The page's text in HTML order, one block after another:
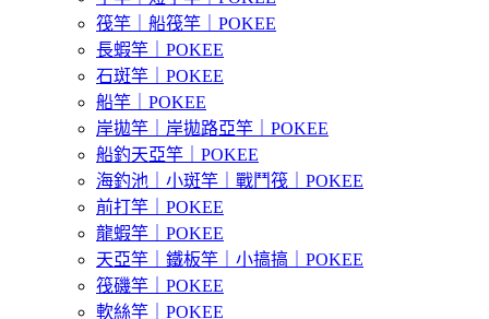
筏竿｜船筏竿｜POKEE
長蝦竿｜POKEE
石斑竿｜POKEE
船竿｜POKEE
岸拋竿｜岸拋路亞竿｜POKEE
船釣天亞竿｜POKEE
海釣池｜小斑竿｜戰鬥筏｜POKEE
前打竿｜POKEE
龍蝦竿｜POKEE
天亞竿｜鐵板竿｜小搞搞｜POKEE
筏磯竿｜POKEE
軟絲竿｜POKEE